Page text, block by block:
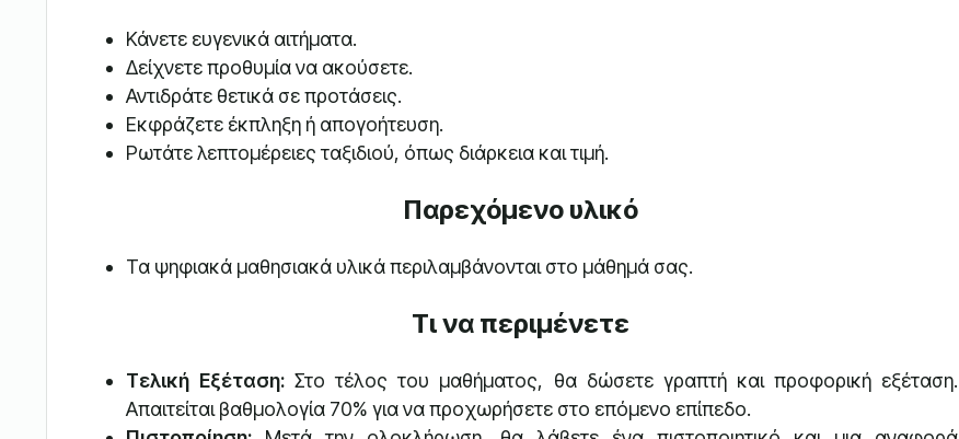
Κάνετε ευγενικά αιτήματα.
Δείχνετε προθυμία να ακούσετε.
Αντιδράτε θετικά σε προτάσεις.
Εκφράζετε έκπληξη ή απογοήτευση.
Ρωτάτε λεπτομέρειες ταξιδιού, όπως διάρκεια και τιμή.
Παρεχόμενο υλικό
Τα ψηφιακά μαθησιακά υλικά περιλαμβάνονται στο μάθημά σας.
Τι να περιμένετε
Τελική Εξέταση:Στο τέλος του μαθήματος, θα δώσετε γραπτή και προφορική εξέταση.
Απαιτείται βαθμολογία 70% για να προχωρήσετε στο επόμενο επίπεδο.